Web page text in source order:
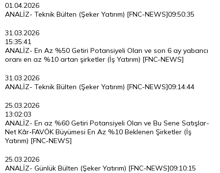
01.04.2026
09:50:35
ANALİZ- Teknik Bülten (Şeker Yatırım) [FNC-NEWS]
31.03.2026
15:35:41
ANALİZ- En Az %50 Getiri Potansiyeli Olan ve son 6 ay yabancı
oranı en az %10 artan şirketler (İş Yatırım) [FNC-NEWS]
31.03.2026
09:14:44
ANALİZ- Teknik Bülten (Şeker Yatırım) [FNC-NEWS]
25.03.2026
13:02:03
ANALİZ- En az %60 Getiri Potansiyeli Olan ve Bu Sene Satışlar-
Net Kâr-FAVÖK Büyümesi En Az %10 Beklenen Şirketler (İş
Yatırım) [FNC-NEWS]
25.03.2026
09:10:15
ANALİZ- Günlük Bülten (Şeker Yatırım) [FNC-NEWS]